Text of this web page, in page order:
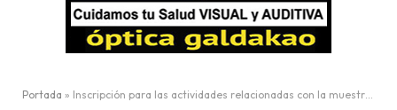
Portada » Inscripción para las actividades relacionadas con la muestra ‘El día de los dos atardeceres’